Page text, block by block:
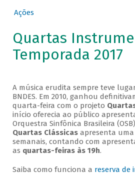
Ações
Quartas
Temporada 2017
A música erudita sempre teve
BNDES. Em 2010, ganhou
quarta-feira com o projeto
início oferecia ao público
Orquestra Sinfônica Brasileira
Quartas Clássicasapresenta uma
semanais, contando com
as quartas-feiras às 19h.
Saiba como funciona a reserva de